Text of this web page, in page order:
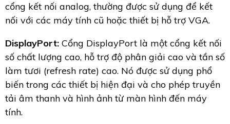
cổng kết nối analog, thường được sử dụng để kết
nối với các máy tính cũ hoặc thiết bị hỗ trợ VGA.
DisplayPort: Cổng DisplayPort là một cổng kết nối
số chất lượng cao, hỗ trợ độ phân giải cao và tần số
làm tươi (refresh rate) cao. Nó được sử dụng phổ
biến trong các thiết bị hiện đại và cho phép truyền
tải âm thanh và hình ảnh từ màn hình đến máy
tính.